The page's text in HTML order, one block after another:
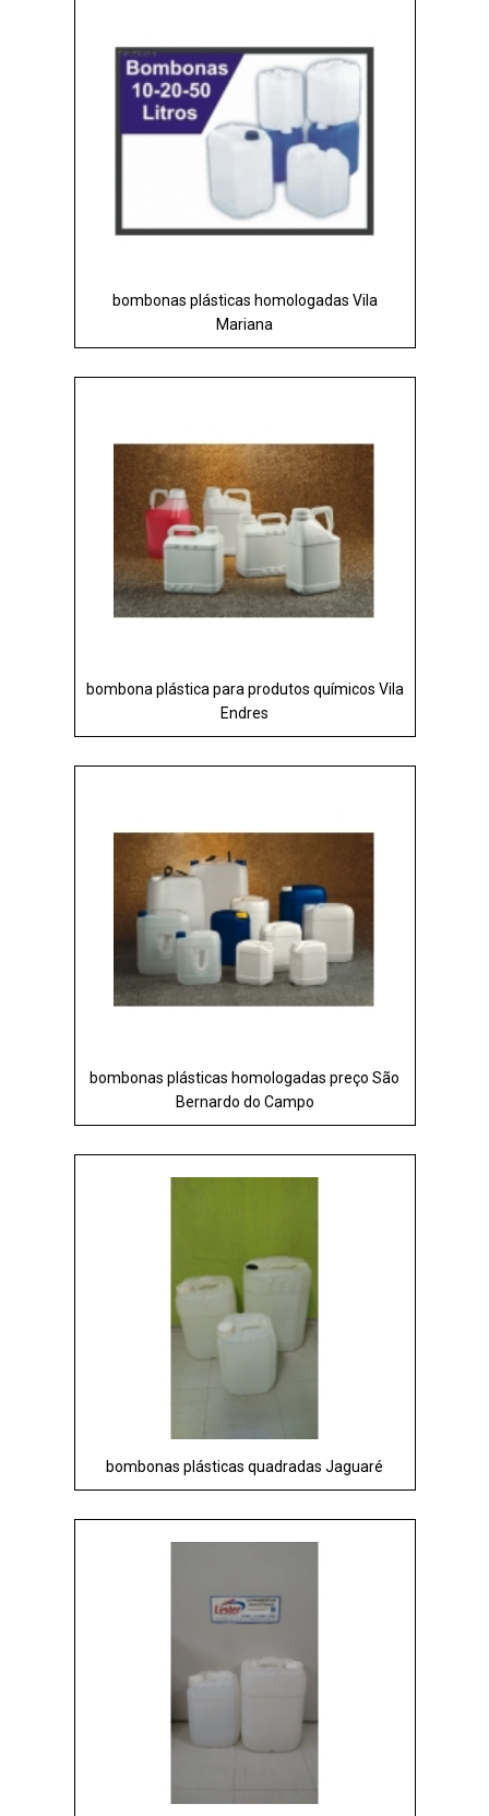
bombonas plásticas homologadas Vila
Mariana
bombona plástica para produtos químicos Vila
Endres
bombonas plásticas homologadas preço São
Bernardo do Campo
bombonas plásticas quadradas Jaguaré